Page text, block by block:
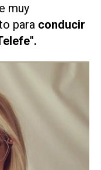
muy
para conducir